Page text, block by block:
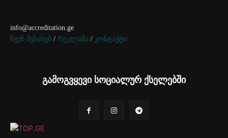
info@accreditation.ge
ჩვენ შესახებ / რეკლამა / კონტაქტი
გამოგვყევი სოციალურ ქსელებში